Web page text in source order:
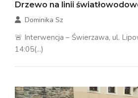
Drzewo na linii
Dominika Sz
🚨 Interwencja – Świerzawa, ul.
14:05(...)